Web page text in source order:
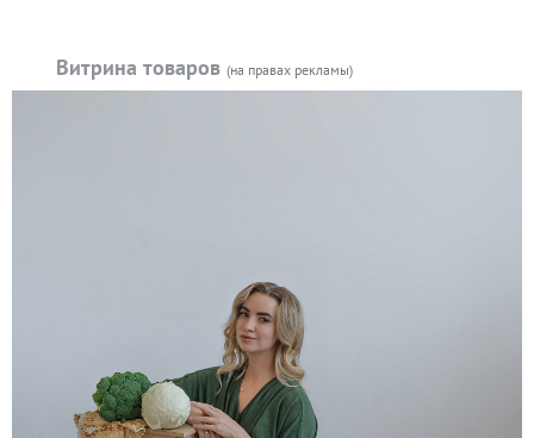
Витрина товаров (на правах рекламы)